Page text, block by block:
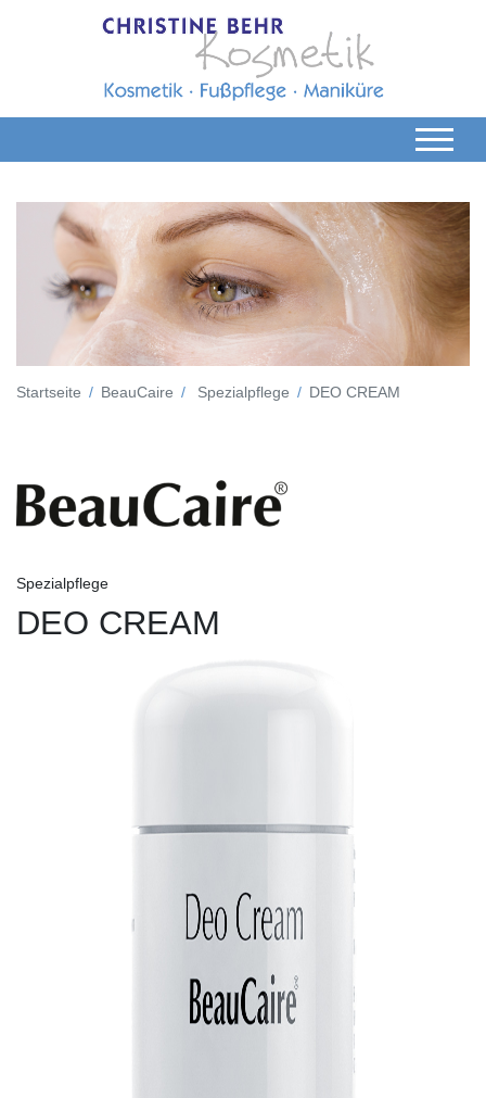
Startseite BeauCaire Spezialpflege DEO CREAM
Spezialpflege
DEO CREAM